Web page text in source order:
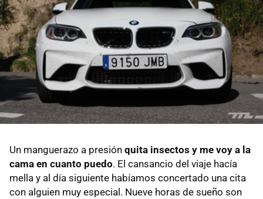
Un manguerazo a presión quita insectos y me voy a la
cama en cuanto puedo. El cansancio del viaje hacía
mella y al día siguiente habíamos concertado una cita
con alguien muy especial. Nueve horas de sueño son